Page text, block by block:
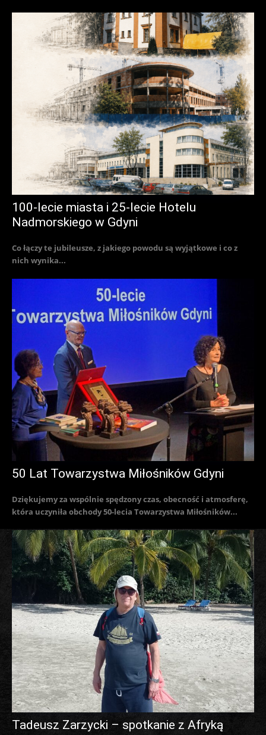
100-lecie miasta i 25-lecie Hotelu
Nadmorskiego w Gdyni
Co łączy te jubileusze, z jakiego powodu są wyjątkowe i co z
nich wynika...
50 Lat Towarzystwa Miłośników Gdyni
Dziękujemy za wspólnie spędzony czas, obecność i atmosferę,
która uczyniła obchody 50-lecia Towarzystwa Miłośników...
Tadeusz Zarzycki – spotkanie z Afryką